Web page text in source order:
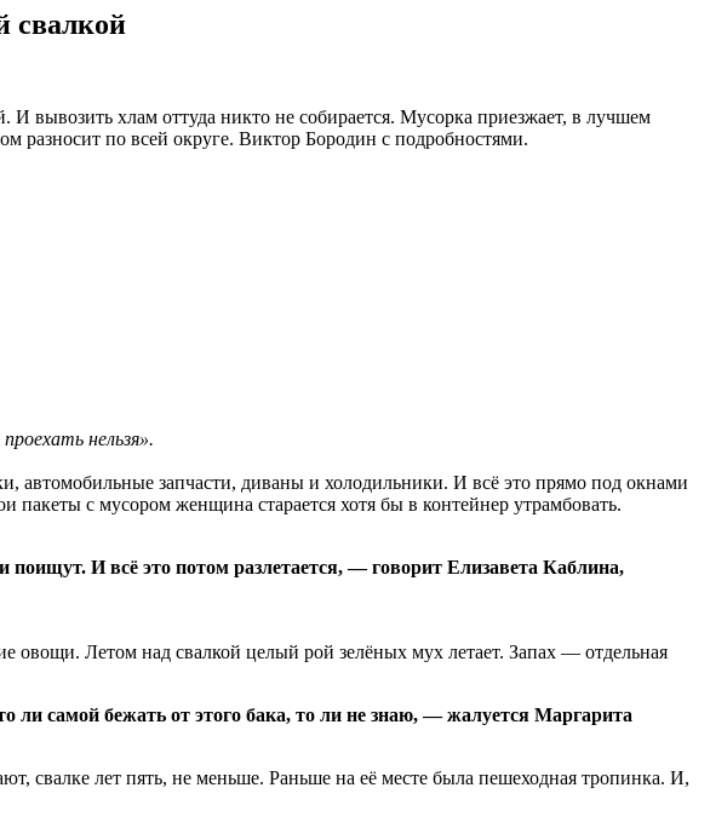
свалкой
вывозить хлам оттуда никто не собирается. Мусорка приезжает, в лучшем
разносит по всей округе. Виктор Бородин с подробностями.
нельзя».
автомобильные запчасти, диваны и холодильники. И всё это прямо под окнами
пакеты с мусором женщина старается хотя бы в контейнер утрамбовать.
поищут. И всё это потом разлетается, — говорит Елизавета Каблина,
Летом над свалкой целый рой зелёных мух летает. Запах — отдельная
самой бежать от этого бака, то ли не знаю, — жалуется Маргарита
свалке лет пять, не меньше. Раньше на её месте была пешеходная тропинка. И,